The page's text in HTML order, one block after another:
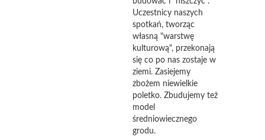
Uczestnicy naszych
spotkań, tworząc
własną "warstwę
kulturową", przekonają
się co po nas zostaje w
ziemi. Zasiejemy
zbożem niewielkie
poletko. Zbudujemy też
model
średniowiecznego
grodu.